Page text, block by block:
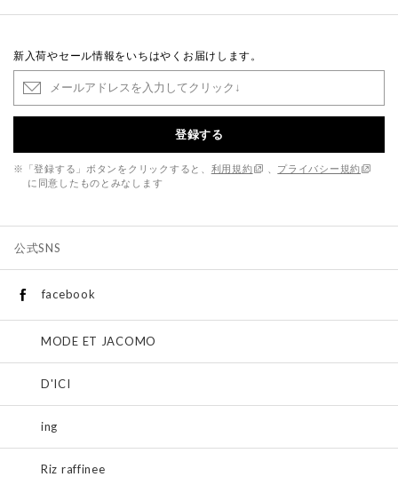
新入荷やセール情報をいちはやくお届けします。
登録する
※「登録する」ボタンをクリックすると、 利用規約
プライバシー規約
に同意したものとみなします
公式SNS
facebook
MODE ET JACOMO
D'ICI
ing
Riz raffinee